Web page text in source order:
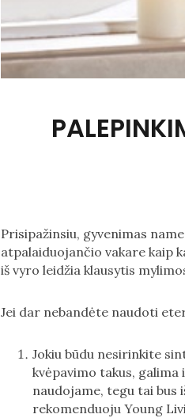
Prisipažinsiu, gyvenimas
atpalaiduojančio vakare kaip
iš vyro leidžia klausytis
Jei dar nebandėte naudoti
Jokiu būdu nesirinkite
kvėpavimo takus,
naudojame, tegu tai bus
rekomenduoju Young